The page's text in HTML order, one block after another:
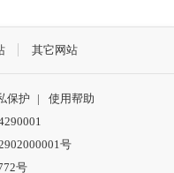
其它网站
保护 |
使用帮助
号
号